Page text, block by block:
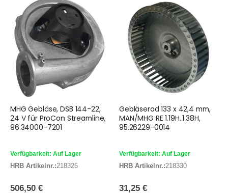
MHG Gebläse, DSB 144-22,
24 V für ProCon Streamline,
96.34000-7201
Verfügbarkeit: Auf Lager
HRB Artikelnr.:218326
506,50 €
Gebläserad 133 x 42,4 mm,
MAN/MHG RE 1.19H..1.38H,
95.26229-0014
Verfügbarkeit: Auf Lager
HRB Artikelnr.:218330
31,25 €